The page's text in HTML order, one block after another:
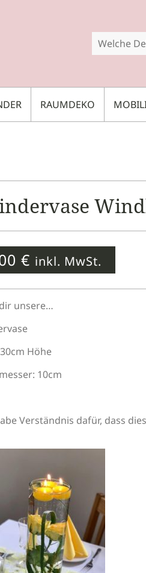
RAUMDEKO
€ inkl. MwSt.
unsere…
Höhe
10cm
Verständnis dafür, dass